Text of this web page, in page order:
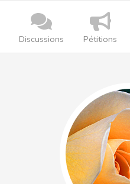
Discussions Pétitions